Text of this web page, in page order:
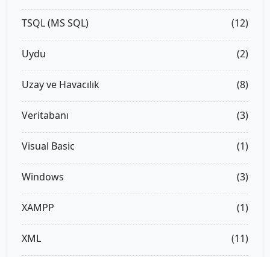
TSQL (MS SQL) (12)
Uydu (2)
Uzay ve Havacılık (8)
Veritabanı (3)
Visual Basic (1)
Windows (3)
XAMPP (1)
XML (11)